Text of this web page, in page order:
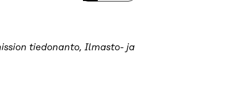
tiedonanto, Ilmasto- ja